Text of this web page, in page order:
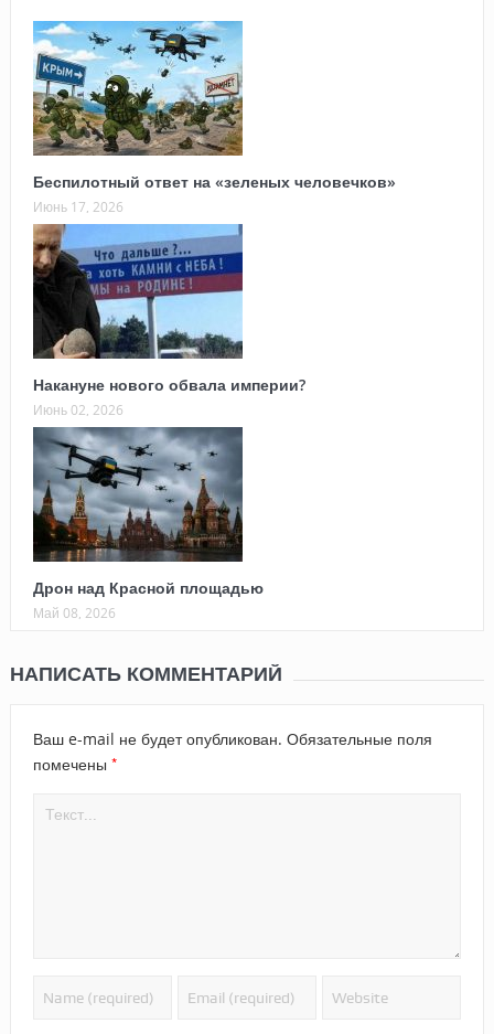
Беспилотный ответ на «зеленых человечков»
Июнь 17, 2026
Накануне нового обвала империи?
Июнь 02, 2026
Дрон над Красной площадью
Май 08, 2026
НАПИСАТЬ КОММЕНТАРИЙ
Ваш e-mail не будет опубликован. Обязательные поля
помечены *